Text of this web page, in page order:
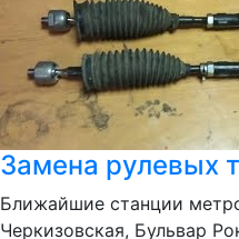
Замена рулевых
Ближайшие станции
Черкизовская, Бульвар